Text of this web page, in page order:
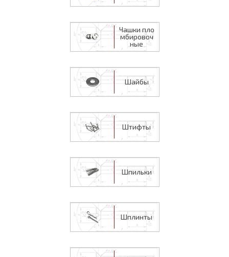
Чашки пло
мбировоч
ные
Шайбы
Штифты
Шпильки
Шплинты